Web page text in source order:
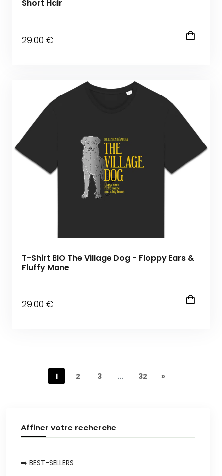
Short Hair
29.00 €
T-Shirt BIO The Village Dog - Floppy Ears &
Fluffy Mane
29.00 €
1 2 3 ... 32 »
Affiner votre recherche
➡️ BEST-SELLERS